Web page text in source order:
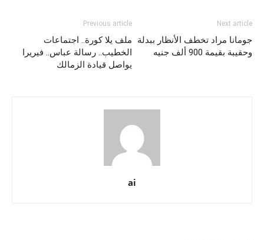
Previous article
ملف يلا كورة.. اجتماعات
الخطيب.. رسالة عباس.. فيريرا
يواصل قيادة الزمالك
Next article
جومانا مراد تخطف الأنظار ببدلة
وحقيبة بقيمة 900 ألف جنيه
ai